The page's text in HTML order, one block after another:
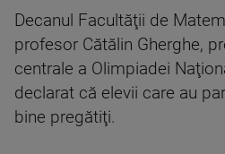
Decanul Facultăţii de
profesor Cătălin Gherghe,
centrale a Olimpiadei
declarat că elevii care au
bine pregătiţi.